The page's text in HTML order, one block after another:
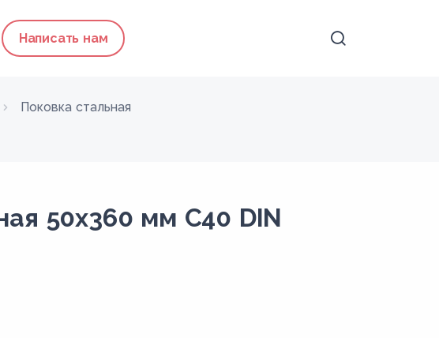
Написать нам
Поковка стальная
50х360 мм C40 DIN